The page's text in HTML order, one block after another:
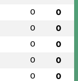
0 0
0 0
0 0
0 0
0 0